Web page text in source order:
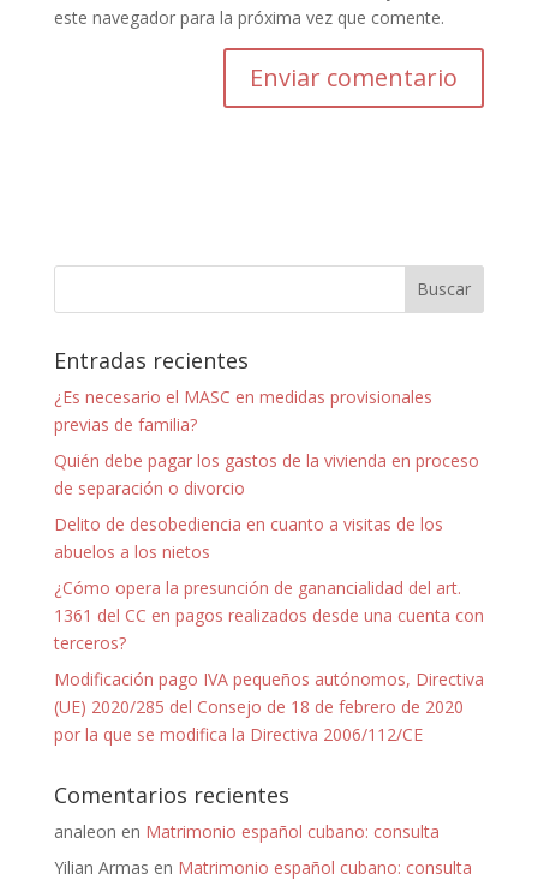
este navegador para la próxima vez que comente.
Entradas recientes
¿Es necesario el MASC en medidas provisionales
previas de familia?
Quién debe pagar los gastos de la vivienda en proceso
de separación o divorcio
Delito de desobediencia en cuanto a visitas de los
abuelos a los nietos
¿Cómo opera la presunción de ganancialidad del art.
1361 del CC en pagos realizados desde una cuenta con
terceros?
Modificación pago IVA pequeños autónomos, Directiva
(UE) 2020/285 del Consejo de 18 de febrero de 2020
por la que se modifica la Directiva 2006/112/CE
Comentarios recientes
analeon en Matrimonio español cubano: consulta
Yilian Armas en Matrimonio español cubano: consulta